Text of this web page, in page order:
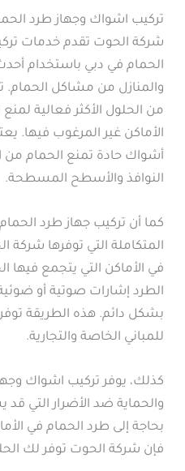
تركيب اشواك وجهاز طرد
شركة الحوت تقدم خدمات
الحمام في دبي باستخدام أحدث
والمنازل من مشاكل الحمام.
من الحلول الأكثر فعالية
الأماكن غير المرغوب فيها.
أشواك حادة تمنع الحمام
النوافذ والأسطح المسطحة.
كما أن تركيب جهاز طرد
المتكاملة التي توفرها شركة
في الأماكن التي يتجمع فيها
الطرد إشارات صوتية أو
بشكل دائم. هذه الطريقة
للمباني الخاصة والتجارية.
كذلك، يوفر تركيب اشواك
والحماية ضد الأضرار التي
بحاجة إلى طرد الحمام في
فإن شركة الحوت توفر لك